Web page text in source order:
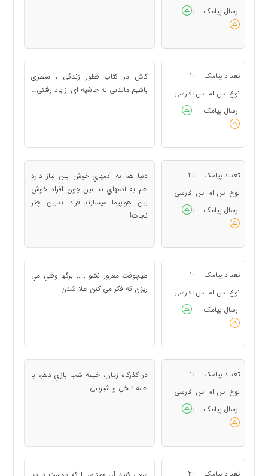
ارسال پیامک
:
تعداد پیامک :
1
نوع اس ام اس : فارسی
ارسال پیامک
:
کاش در کتاب قطور زندگی ، سطری
باشیم ماندنی نه حاشیه ای از یاد رفتنی…
تعداد پیامک :
2
نوع اس ام اس : فارسی
ارسال پیامک
:
دنيا هم به آدمهاي خوش بين نياز دارد
هم به آدمهاي بد بين چون افراد خوش
بين هواپيما ميسازند،افراد بدبين چتر
نجات!
تعداد پیامک :
1
نوع اس ام اس : فارسی
ارسال پیامک
:
هيچوقت مغرور نشو ..... برگها وقتي مي
ريزن كه فكر مي كنن طلا شدن
تعداد پیامک :
1
نوع اس ام اس : فارسی
ارسال پیامک
:
در گذرگاه زمان، خيمه شب بازي دهر، با
همه تلخي و شيريني.
: